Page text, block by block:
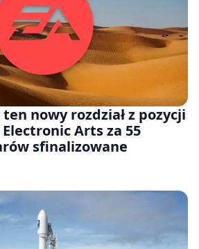
nowy rozdział z pozycji
Electronic Arts za 55
sfinalizowane